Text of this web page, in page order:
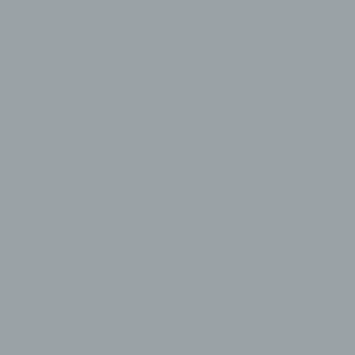
persönliche Aspekte, die sich auf eine natürliche Person
zu bewerten, insbesondere, um Aspekte bezüglich